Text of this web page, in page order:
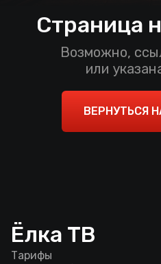
Страница
Возможно,
или
ВЕРНУТЬСЯ
Ёлка ТВ
Тарифы